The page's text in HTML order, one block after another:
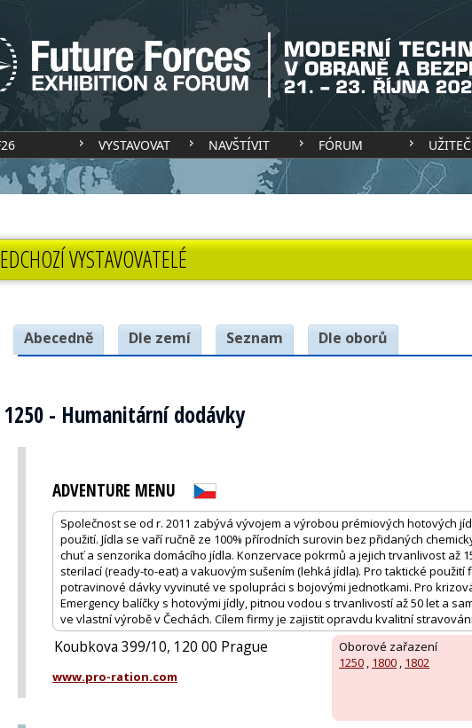
VYSTAVOVAT NAVŠTÍVIT FÓRUM
VYSTAVOVATELÉ
Abecedně Dle zemí Seznam Dle oborů
1250 - Humanitární dodávky
ADVENTURE MENU
Společnost se od r. 2011 zabývá vývojem a výrobou prémiových hotových
použití. Jídla se vaří ručně ze 100% přírodních surovin bez přidaných
chuť a senzorika domácího jídla. Konzervace pokrmů a jejich trvanlivost až
sterilací (ready-to-eat) a vakuovým sušením (lehká jídla). Pro taktické použití
potravinové dávky vyvinuté ve spolupráci s bojovými jednotkami. Pro
Emergency balíčky s hotovými jídly, pitnou vodou s trvanlivostí až 50 let a
ve vlastní výrobě v Čechách. Cílem firmy je zajistit opravdu kvalitní
Oborové zařazení
1250 , 1800 , 1802
Koubkova 399/10, 120 00 Prague
www.pro-ration.com